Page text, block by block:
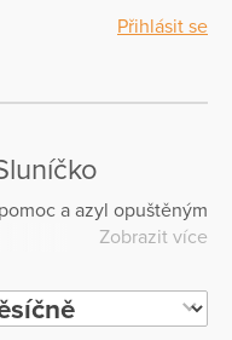
Přihlásit se
a azyl opuštěným
Zobrazit více